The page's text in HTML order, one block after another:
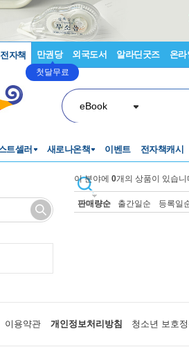
전자책 만권당
첫달무료
외국도서 알라딘굿즈 온
eBook
트셀러 새로나온책 이벤트 전자책캐시
이 분야에 0개의 상품이 있습니
판매량순 출간일순 등록일
이용약관 개인정보처리방침 청소년 보호정